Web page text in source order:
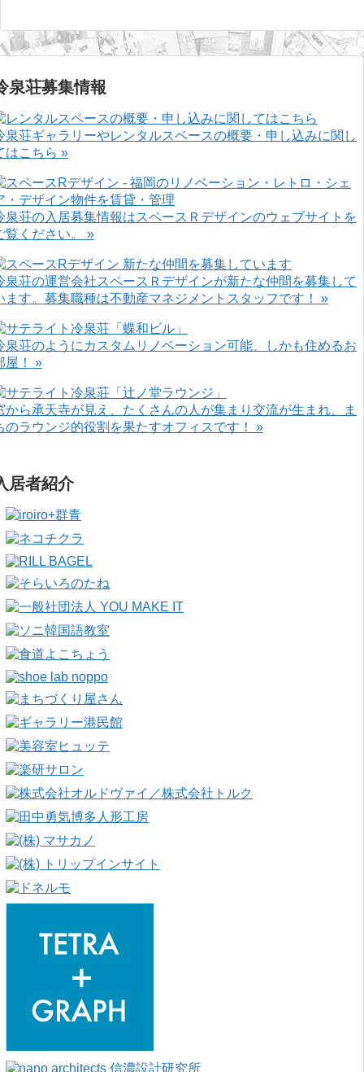
泉荘募集情報
泉荘ギャラリーやレンタルスペースの概要・申し込みに関し
はこちら »
泉荘の入居募集情報はスペースＲデザインのウェブサイトを
覧ください。 »
泉荘の運営会社スペースＲデザインが新たな仲間を募集して
ます。募集職種は不動産マネジメントスタッフです！ »
泉荘のようにカスタムリノベーション可能、しかも住めるお
屋！ »
から承天寺が見え、たくさんの人が集まり交流が生まれ、ま
のラウンジ的役割を果たすオフィスです！ »
居者紹介